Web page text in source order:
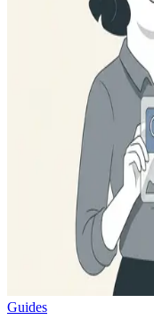
Guides